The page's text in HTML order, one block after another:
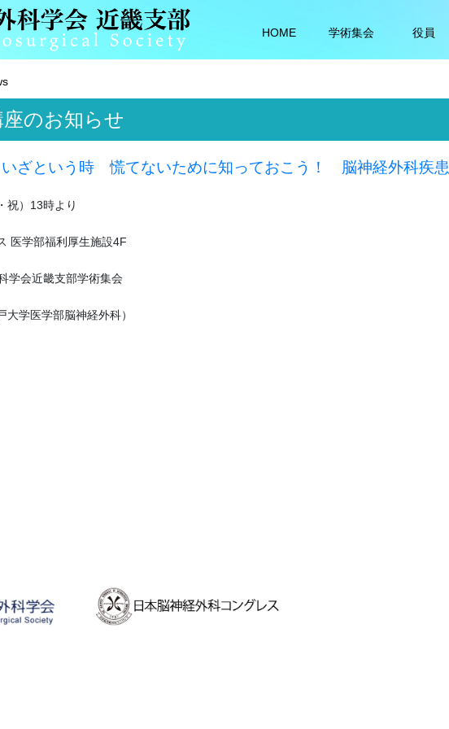
HOME 学術集会 役員
のお知らせ
ざという時 慌てないために知っておこう！ 脳神経外科疾患
祝）13時より
医学部福利厚生施設4F
学会近畿支部学術集会
学医学部脳神経外科）